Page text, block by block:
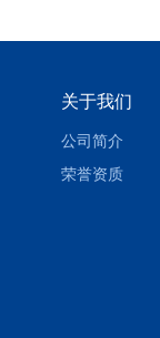
关于我们
公司简介
荣誉资质